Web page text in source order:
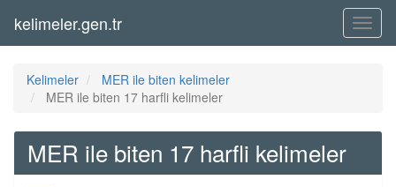
Menü
kelimeler.gen.tr
Kelimeler
MER ile biten kelimeler
MER ile biten 17 harfli kelimeler
MER ile biten 17 harfli kelimeler